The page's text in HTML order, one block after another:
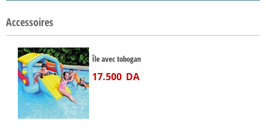
Accessoires
Île avec tobogan
17.500 DA